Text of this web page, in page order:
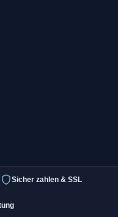
Sicher zahlen & SSL